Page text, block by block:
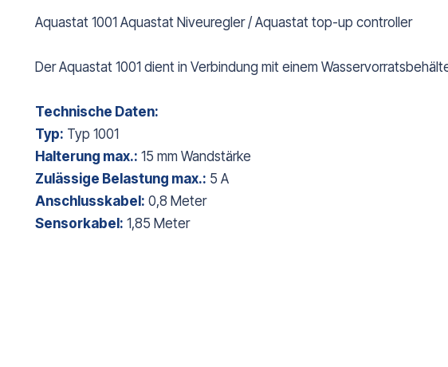
Aquastat 1001 Aquastat Niveuregler / Aquastat top-up controller
Der Aquastat 1001 dient in Verbindung mit einem
Technische Daten:
Typ: Typ 1001
Halterung max.: 15 mm Wandstärke
Zulässige Belastung max.: 5 A
Anschlusskabel: 0,8 Meter
Sensorkabel: 1,85 Meter